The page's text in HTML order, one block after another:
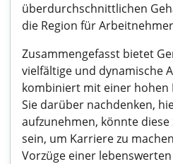
überdurchschnittlichen
die Region für
Zusammengefasst bietet
vielfältige und dynamische
kombiniert mit einer hohen
Sie darüber nachdenken,
aufzunehmen, könnte
sein, um Karriere zu
Vorzüge einer